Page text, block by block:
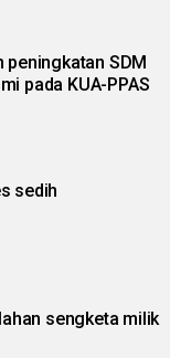
peningkatan SDM
pada KUA-PPAS
sedih
sengketa milik